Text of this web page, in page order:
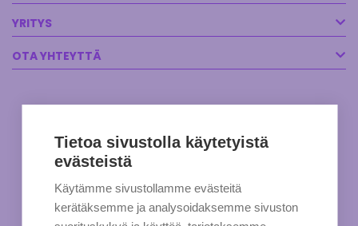
YRITYS
OTA YHTEYTTÄ
Tietoa sivustolla käytetyistä
evästeistä
Käytämme sivustollamme evästeitä
kerätäksemme ja analysoidaksemme sivuston